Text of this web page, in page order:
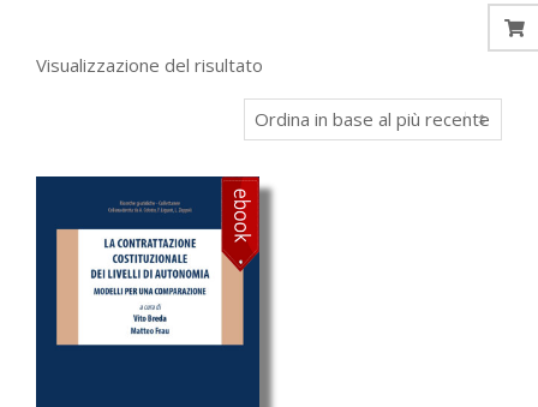
Visualizzazione del risultato